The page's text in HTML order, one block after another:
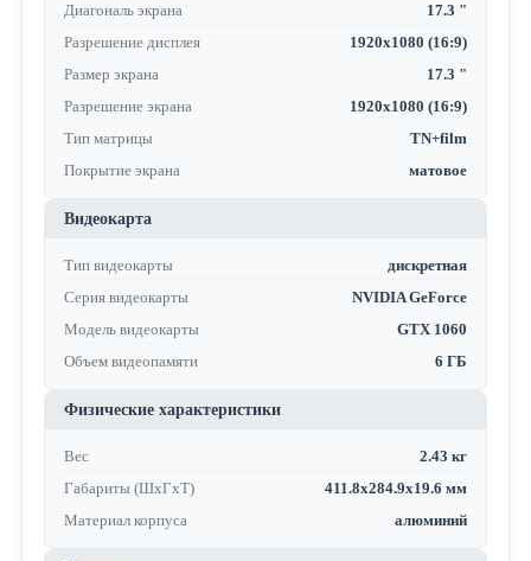
Диагональ экрана
17.3 "
Разрешение дисплея
1920x1080 (16:9)
Размер экрана
17.3 "
Разрешение экрана
1920x1080 (16:9)
Тип матрицы
TN+film
Покрытие экрана
матовое
Видеокарта
Тип видеокарты
дискретная
Серия видеокарты
NVIDIA GeForce
Модель видеокарты
GTX 1060
Объем видеопамяти
6 ГБ
Физические характеристики
Вес
2.43 кг
Габариты (ШхГхТ)
411.8x284.9x19.6 мм
Материал корпуса
алюминий